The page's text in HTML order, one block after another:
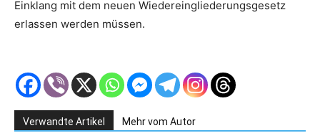
Einklang mit dem neuen Wiedereingliederungsgesetz
erlassen werden müssen.
Verwandte Artikel Mehr vom Autor